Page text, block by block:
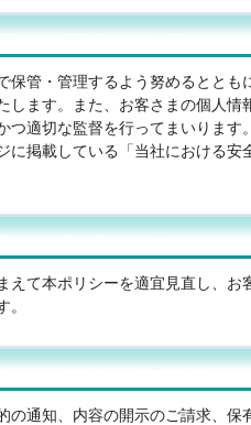
保管・管理するよう努めるととも
します。また、お客さまの個人情
適切な監督を行ってまいります
に掲載している「当社における安
て本ポリシーを適宜見直し、お
通知、内容の開示のご請求、保